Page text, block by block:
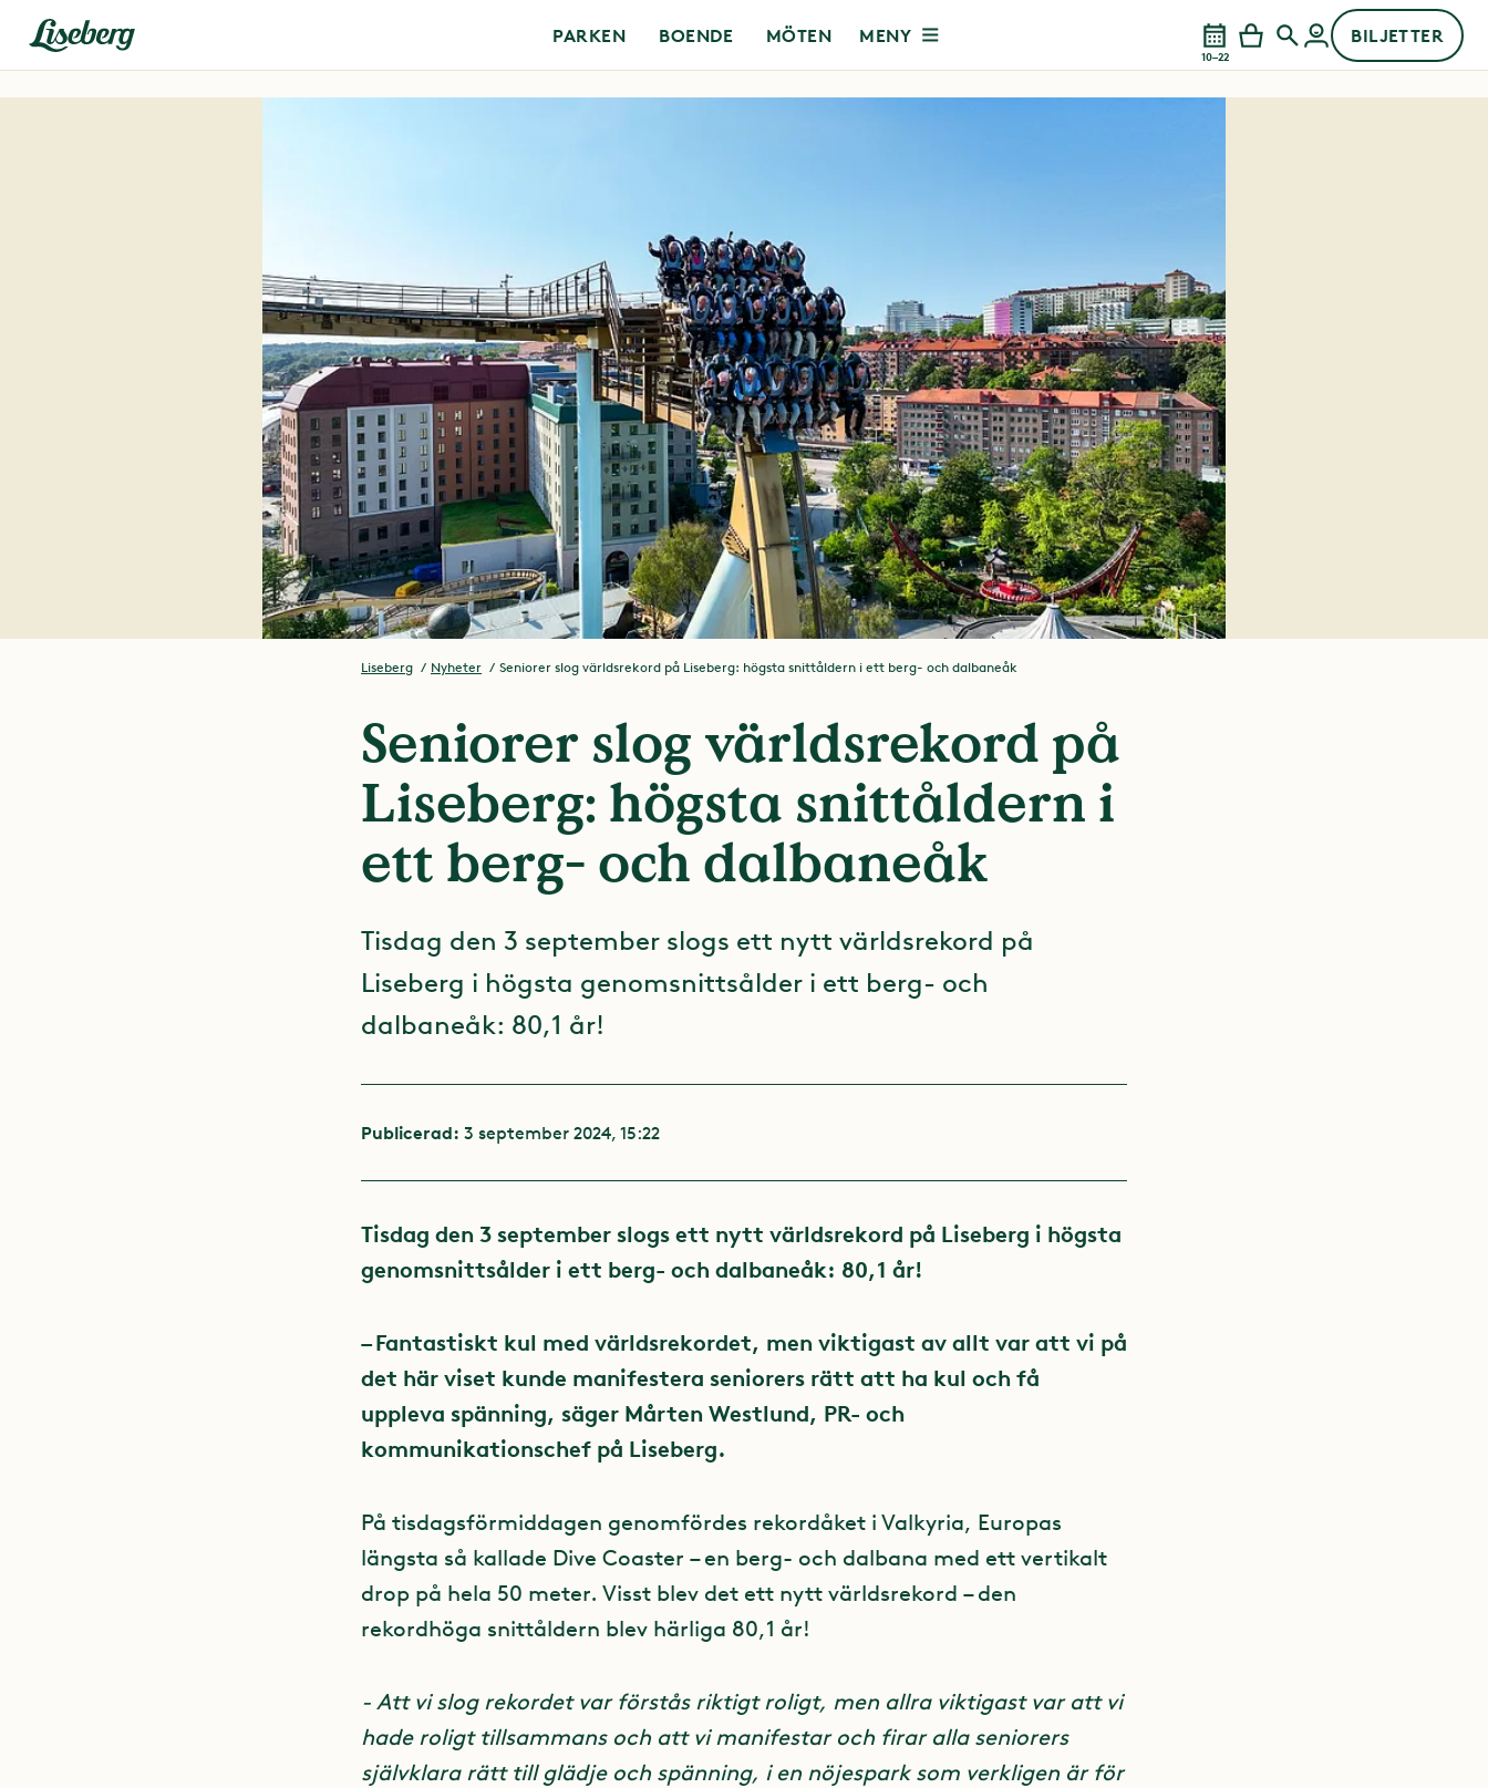
10–22
BILJETTER
PARKEN BOENDE MÖTEN MENY
Liseberg Nyheter Seniorer slog världsrekord på Liseberg: högsta snittåldern i ett berg- och dalbaneåk
Seniorer slog världsrekord på
Liseberg: högsta snittåldern i
ett berg- och dalbaneåk
Tisdag den 3 september slogs ett nytt världsrekord på
Liseberg i högsta genomsnittsålder i ett berg- och
dalbaneåk: 80,1 år!
Publicerad: 3 september 2024, 15:22
Tisdag den 3 september slogs ett nytt världsrekord på Liseberg i högsta
genomsnittsålder i ett berg- och dalbaneåk: 80,1 år!
– Fantastiskt kul med världsrekordet, men viktigast av allt var att vi på
det här viset kunde manifestera seniorers rätt att ha kul och få
uppleva spänning, säger Mårten Westlund, PR- och
kommunikationschef på Liseberg.
På tisdagsförmiddagen genomfördes rekordåket i Valkyria, Europas
längsta så kallade Dive Coaster – en berg- och dalbana med ett vertikalt
drop på hela 50 meter. Visst blev det ett nytt världsrekord – den
rekordhöga snittåldern blev härliga 80,1 år!
- Att vi slog rekordet var förstås riktigt roligt, men allra viktigast var att vi
hade roligt tillsammans och att vi manifestar och firar alla seniorers
självklara rätt till glädje och spänning, i en nöjespark som verkligen är för